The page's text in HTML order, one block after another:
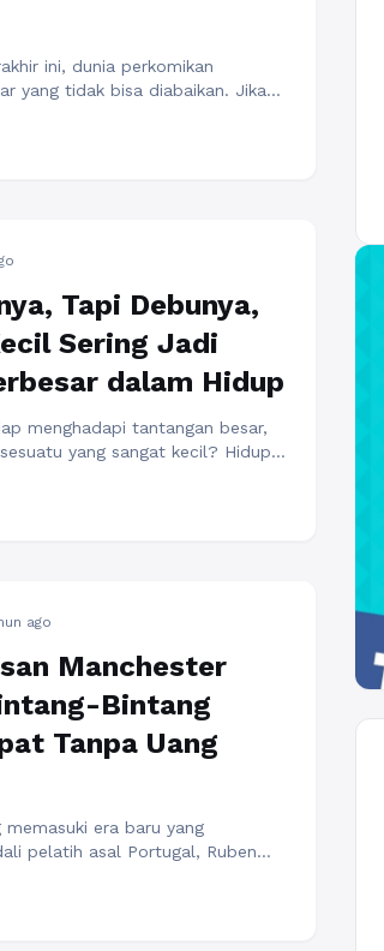
ini, dunia perkomikan
yang tidak bisa diabaikan. Jika
baru yang mencuri perhatian
Tapi Debunya,
Sering Jadi
dalam Hidup
menghadapi tantangan besar,
yang sangat kecil? Hidup
batu besar, atau menghadapi
ago
Manchester
Bintang
Tanpa Uang
era baru yang
pelatih asal Portugal, Ruben
Tim yang memiliki julukan